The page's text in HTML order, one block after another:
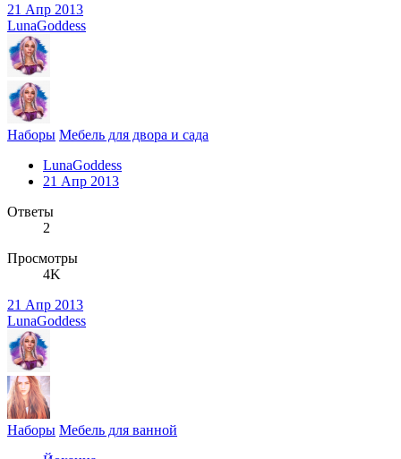
21 Апр 2013
LunaGoddess
Наборы Мебель для двора и сада
LunaGoddess
21 Апр 2013
Ответы
2
Просмотры
4K
21 Апр 2013
LunaGoddess
Наборы Мебель для ванной